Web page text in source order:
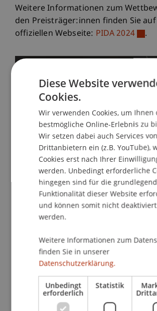
Weitere Informationen zum
den Preisträger:innen finden Sie
offiziellen Webseite: PIDA 2024 .
Mehr News
Diese Website
Cookies.
Wir verwenden Cookies, um Ihnen
bestmögliche Online-Erlebnis zu
Wir setzen dabei auch Services von
Drittanbietern ein (z.B. YouTube),
Cookies erst nach Ihrer
werden. Unbedingt erforderliche
hingegen sind für die
Funktionalität dieser Website
und können somit nicht deaktiviert
werden.
Weitere Informationen zum
finden Sie in unserer
Datenschutzerklärung.
Unbedingt
erforderlich
Statistik